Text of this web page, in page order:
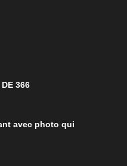
366
avec photo qui